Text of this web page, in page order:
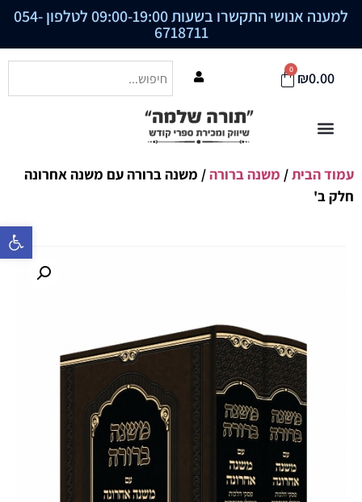
פתח סרגל
למענה אנושי התקשרו בשעות 09:00-19:00 לטלפון 054-
6718711
₪0.00
0
עמוד הבית/ משנה ברורה/ משנה ברורה עם משנה אחרונה
חלק ב'